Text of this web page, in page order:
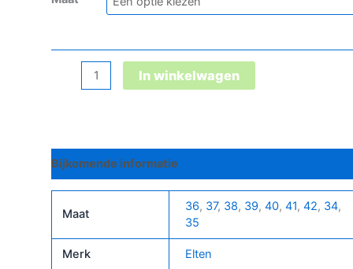
Low
Esd
S3
aantal
In winkelwagen
Bijkomende informatie
Maat
36, 37, 38, 39, 40, 41, 42, 34,
35
Merk Elten